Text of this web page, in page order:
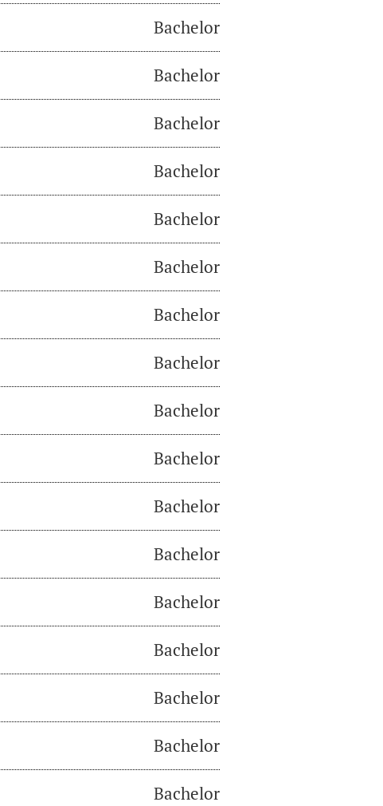
Bachelor
Bachelor
Bachelor
Bachelor
Bachelor
Bachelor
Bachelor
Bachelor
Bachelor
Bachelor
Bachelor
Bachelor
Bachelor
Bachelor
Bachelor
Bachelor
Bachelor